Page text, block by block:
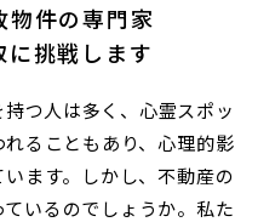
物件の専門家
に挑戦します
つ人は多く、心霊スポッ
ることもあり、心理的影
ます。しかし、不動産の
いるのでしょうか。私た